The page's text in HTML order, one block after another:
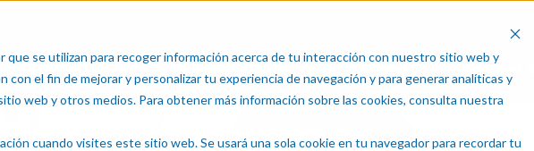
se utilizan para recoger información acerca de tu interacción con nuestro sitio web y
el fin de mejorar y personalizar tu experiencia de navegación y para generar analíticas y
web y otros medios. Para obtener más información sobre las cookies, consulta nuestra
cuando visites este sitio web. Se usará una sola cookie en tu navegador para recordar tu
la automatización Physical AI